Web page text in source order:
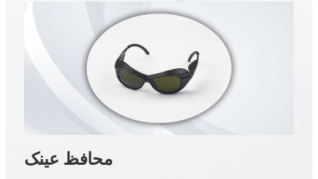
محافظ عینک